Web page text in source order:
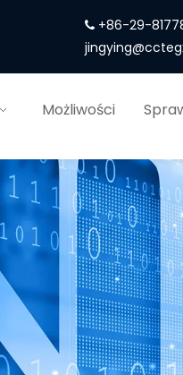
 +86-29-
Możliwości